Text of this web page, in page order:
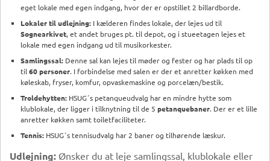
eget lokale med egen indgang, hvor der er opstillet 2 billardborde.
Lokaler til udlejning: I kælderen findes lokale, der lejes ud til
Sognearkivet, et andet bruges pt. til depot, og i stueetagen lejes et
lokale med egen indgang ud til musikorkester.
Samlingssal: Denne sal kan lejes til møder og fester og har plads til op
til60 personer. I forbindelse med salen er der et anretter køkken med
køleskab, fryser, komfur, opvaskemaskine og porcelæn/bestik.
Troldehytten: HSUG´s petanqueudvalg har en mindre hytte som
klublokale, der ligger i tilknytning til de 5 petanquebaner. Der er et lille
anretter køkken samt toiletfaciliteter.
Tennis: HSUG´s tennisudvalg har 2 baner og tilhørende læskur.
Udlejning: Ønsker du at leje samlingssal, klublokale eller